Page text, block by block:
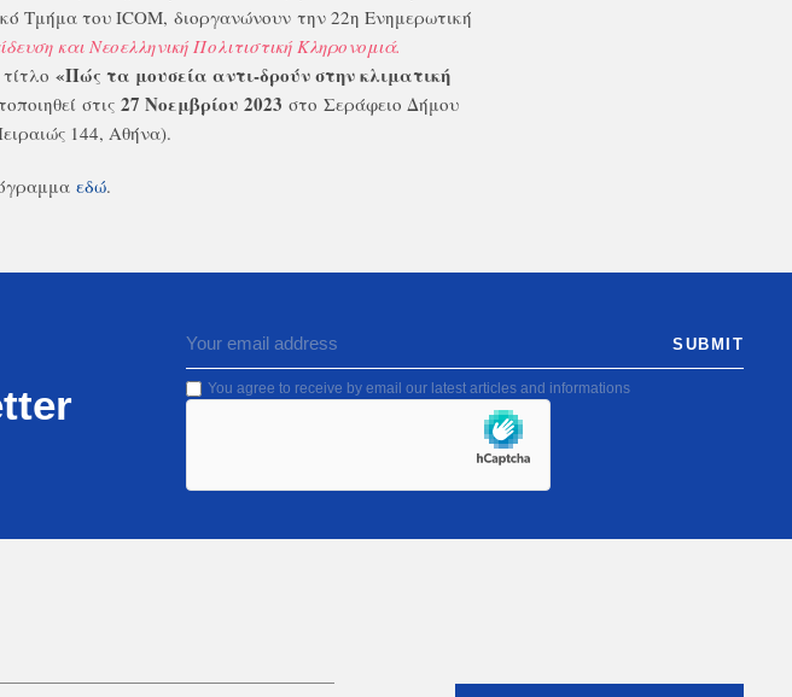
Τμήμα του ICOM, διοργανώνουν την 22η Ενημερωτική
και Νεοελληνική Πολιτιστική Κληρονομιά.
«Πώς τα μουσεία αντι-δρούν στην κλιματική
στις 27 Νοεμβρίου 2023 στο Σεράφειο Δήμου
144, Αθήνα).
εδώ.
You agree to receive by email our latest articles and informations